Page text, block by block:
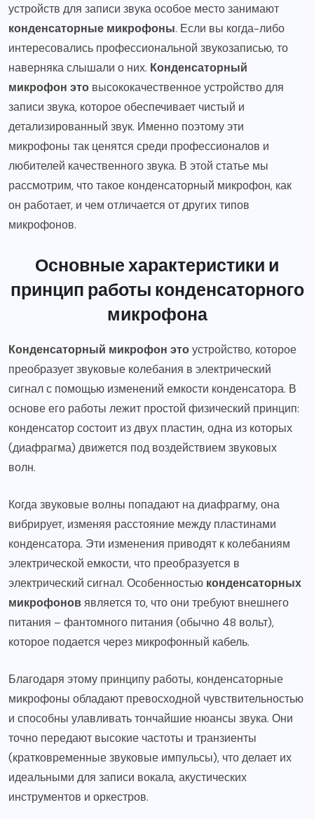
устройств для записи звука особое место занимают
конденсаторные микрофоны. Если вы когда-либо
интересовались профессиональной звукозаписью, то
наверняка слышали о них. Конденсаторный
микрофон это высококачественное устройство для
записи звука, которое обеспечивает чистый и
детализированный звук. Именно поэтому эти
микрофоны так ценятся среди профессионалов и
любителей качественного звука. В этой статье мы
рассмотрим, что такое конденсаторный микрофон, как
он работает, и чем отличается от других типов
микрофонов.
Основные характеристики и
принцип работы конденсаторного
микрофона
Конденсаторный микрофон этоустройство, которое
преобразует звуковые колебания в электрический
сигнал с помощью изменений емкости конденсатора. В
основе его работы лежит простой физический принцип:
конденсатор состоит из двух пластин, одна из которых
(диафрагма) движется под воздействием звуковых
волн.
Когда звуковые волны попадают на диафрагму, она
вибрирует, изменяя расстояние между пластинами
конденсатора. Эти изменения приводят к колебаниям
электрической емкости, что преобразуется в
электрический сигнал. Особенностью конденсаторных
микрофоновявляется то, что они требуют внешнего
питания – фантомного питания (обычно 48 вольт),
которое подается через микрофонный кабель.
Благодаря этому принципу работы, конденсаторные
микрофоны обладают превосходной чувствительностью
и способны улавливать тончайшие нюансы звука. Они
точно передают высокие частоты и транзиенты
(кратковременные звуковые импульсы), что делает их
идеальными для записи вокала, акустических
инструментов и оркестров.